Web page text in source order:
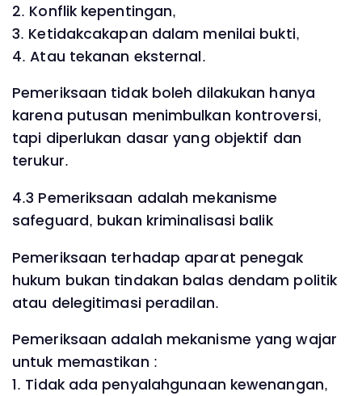
2. Konflik kepentingan,
3. Ketidakcakapan dalam menilai bukti,
4. Atau tekanan eksternal.
Pemeriksaan tidak boleh dilakukan hanya
karena putusan menimbulkan kontroversi,
tapi diperlukan dasar yang objektif dan
terukur.
4.3 Pemeriksaan adalah mekanisme
safeguard, bukan kriminalisasi balik
Pemeriksaan terhadap aparat penegak
hukum bukan tindakan balas dendam politik
atau delegitimasi peradilan.
Pemeriksaan adalah mekanisme yang wajar
untuk memastikan :
1. Tidak ada penyalahgunaan kewenangan,